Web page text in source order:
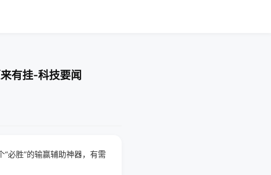
有挂-科技要闻
必胜”的输赢辅助神器，有需